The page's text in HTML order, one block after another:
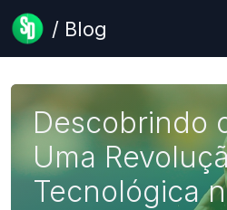
/ Blog
Descobrindo
Uma
Tecnológica